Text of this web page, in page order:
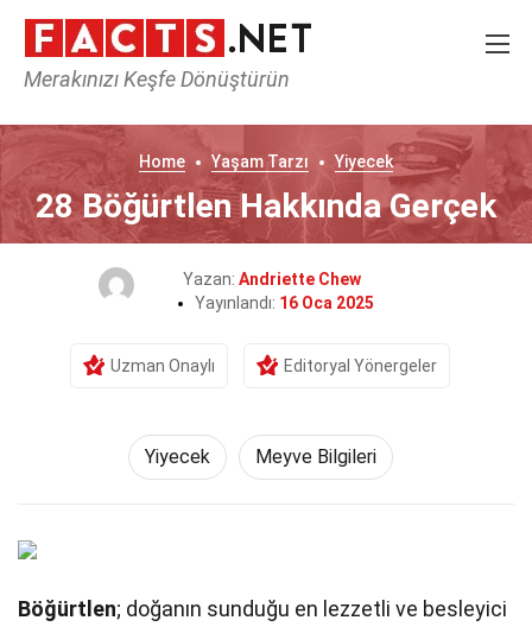
Merakınızı Keşfe Dönüştürün
Home Yaşam Tarzı Yiyecek
28 Böğürtlen Hakkında Gerçek
Yazan: Andriette Chew
Yayınlandı: 16 Oca 2025
Uzman Onaylı Editoryal Yönergeler
Yiyecek Meyve Bilgileri
Böğürtlen; doğanın sunduğu en lezzetli ve besleyici